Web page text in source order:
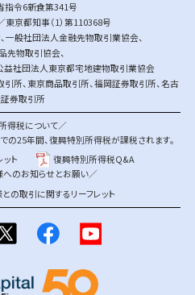
指令6新食第341号
京都知事（1）第110368号
、一般社団法人金融先物取引業協会、
先物取引協会、
益社団法人東京都宅地建物取引業協会
引所、 東京商品取引所、福岡証券取引所、名古
券取引所
得税について／
25年間、復興特別所得税が課税されます。
ト
復興特別所得税Q&A
のお知らせとお願い／
の取引に関するリーフレット